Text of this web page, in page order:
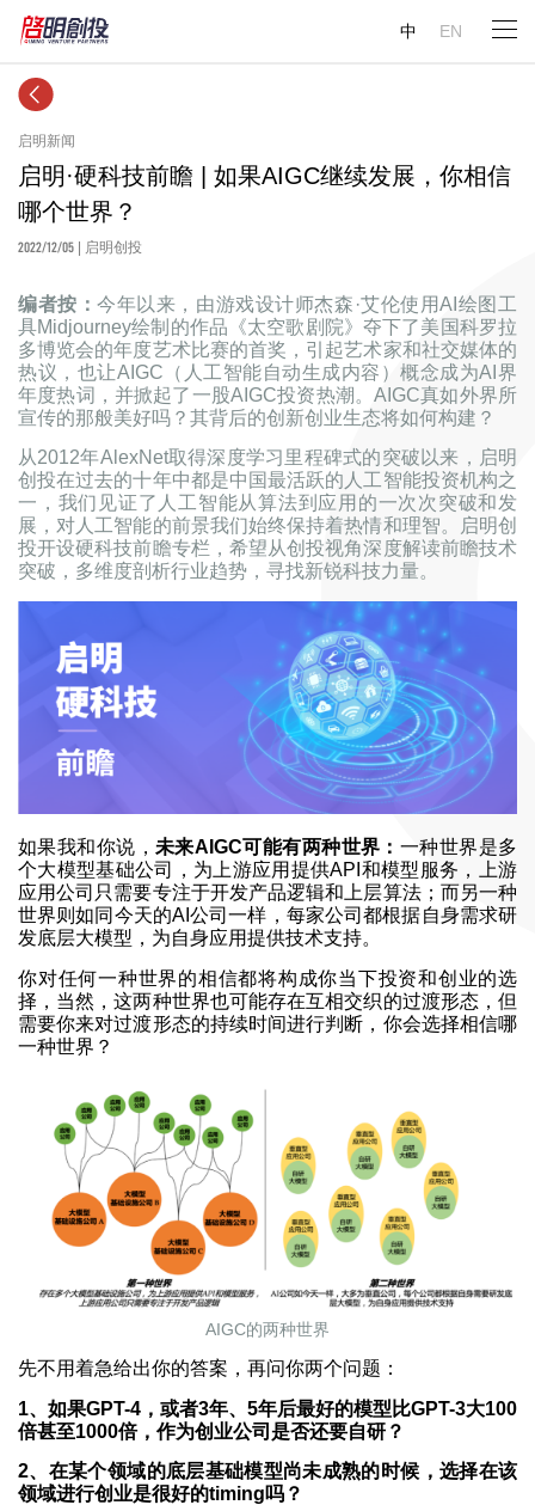
中 EN
启明新闻
启明·硬科技前瞻 | 如果AIGC继续发展，你相信
哪个世界？
2022/12/05 | 启明创投
编者按：今年以来，由游戏设计师杰森·艾伦使用AI绘图工
具Midjourney绘制的作品《太空歌剧院》夺下了美国科罗拉
多博览会的年度艺术比赛的首奖，引起艺术家和社交媒体的
热议，也让AIGC（人工智能自动生成内容）概念成为AI界
年度热词，并掀起了一股AIGC投资热潮。AIGC真如外界所
宣传的那般美好吗？其背后的创新创业生态将如何构建？
从2012年AlexNet取得深度学习里程碑式的突破以来，启明
创投在过去的十年中都是中国最活跃的人工智能投资机构之
一，我们见证了人工智能从算法到应用的一次次突破和发
展，对人工智能的前景我们始终保持着热情和理智。启明创
投开设硬科技前瞻专栏，希望从创投视角深度解读前瞻技术
突破，多维度剖析行业趋势，寻找新锐科技力量。
如果我和你说，未来AIGC可能有两种世界： 一种世界是多
个大模型基础公司，为上游应用提供API和模型服务，上游
应用公司只需要专注于开发产品逻辑和上层算法；而另一种
世界则如同今天的AI公司一样，每家公司都根据自身需求研
发底层大模型，为自身应用提供技术支持。
你对任何一种世界的相信都将构成你当下投资和创业的选
择，当然，这两种世界也可能存在互相交织的过渡形态，但
需要你来对过渡形态的持续时间进行判断，你会选择相信哪
一种世界？
AIGC的两种世界
先不用着急给出你的答案，再问你两个问题：
1、如果GPT-4，或者3年、5年后最好的模型比GPT-3大100
倍甚至1000倍，作为创业公司是否还要自研？
2、在某个领域的底层基础模型尚未成熟的时候，选择在该
领域进行创业是很好的timing吗？